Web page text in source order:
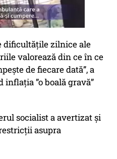
dificultățile zilnice ale
valorează din ce în ce
de fiecare dată”, a
”o boală gravă”
socialist a avertizat și
asupra